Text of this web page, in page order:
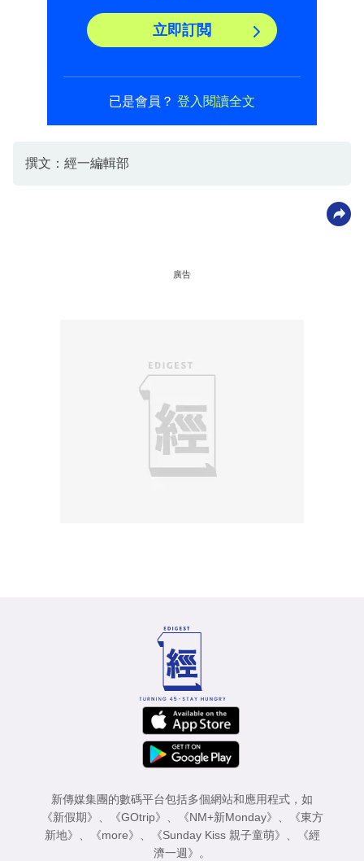
立即訂閲
已是會員？ 登入閱讀全文
撰文：經一編輯部
廣告
新傳媒集團的數碼平台包括多個網站和應用程式，如
《新假期》
《GOtrip》 《NM+新Monday》
《東方
新地》
《more》 《Sunday Kiss 親子童萌》
《經
濟一週》
。